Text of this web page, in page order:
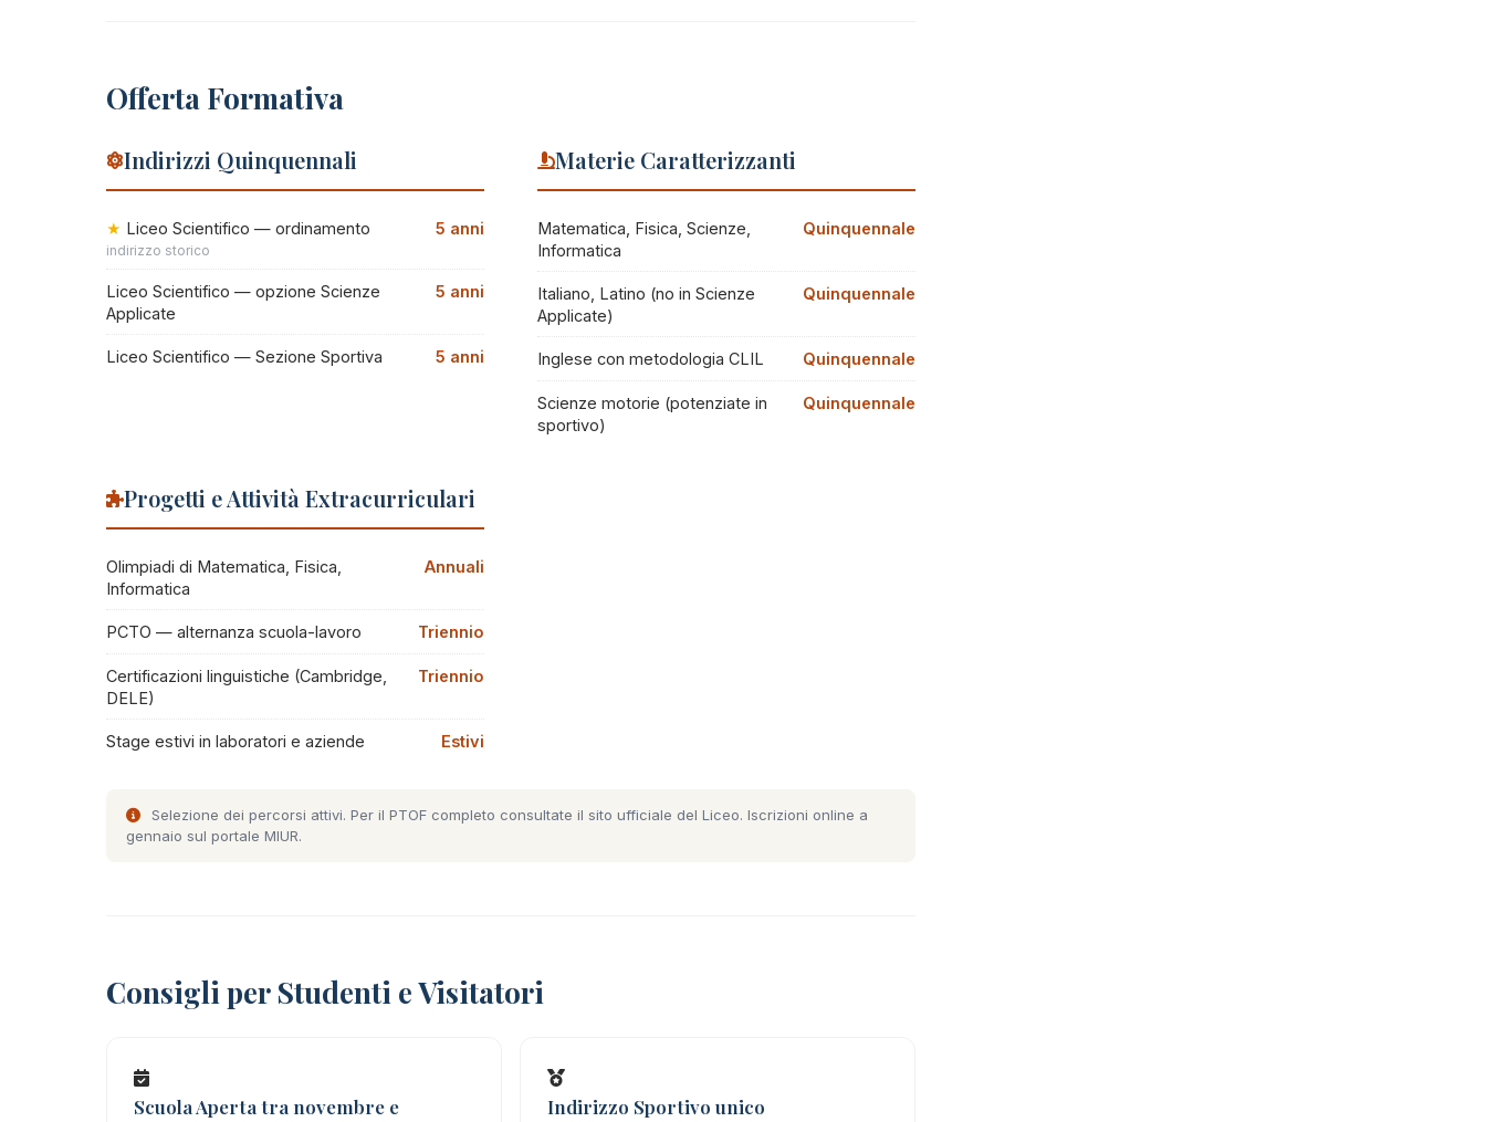
Offerta Formativa
Indirizzi Quinquennali
Liceo Scientifico — ordinamento
indirizzo storico
5 anni
Liceo Scientifico — opzione Scienze
Applicate
5 anni
Liceo Scientifico — Sezione Sportiva 5 anni
Materie Caratterizzanti
Matematica, Fisica, Scienze,
Informatica
Quinquennale
Italiano, Latino (no in Scienze
Applicate)
Quinquennale
Inglese con metodologia CLIL Quinquennale
Scienze motorie (potenziate in
sportivo)
Quinquennale
Progetti e Attività Extracurriculari
Olimpiadi di Matematica, Fisica,
Informatica
Annuali
PCTO — alternanza scuola-lavoro Triennio
Certificazioni linguistiche (Cambridge,
DELE)
Triennio
Stage estivi in laboratori e aziende Estivi
Selezione dei percorsi attivi. Per il PTOF completo consultate il sito ufficiale del Liceo. Iscrizioni online a
gennaio sul portale MIUR.
Consigli per Studenti e Visitatori
Scuola Aperta tra novembre e Indirizzo Sportivo unico